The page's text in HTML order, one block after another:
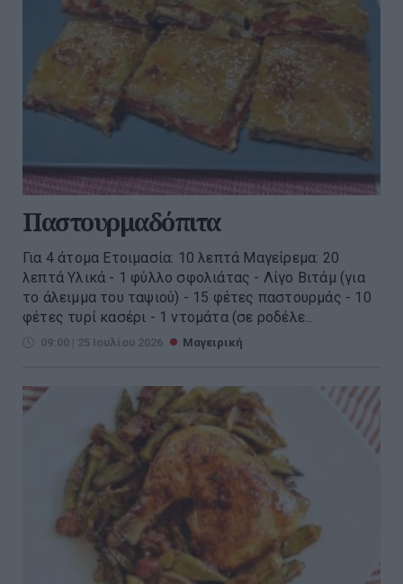
Παστουρμαδόπιτα
Για 4 άτομα Ετοιμασία: 10 λεπτά Μαγείρεμα: 20
λεπτά Υλικά - 1 φύλλο σφολιάτας - Λίγο Βιτάμ (για
το άλειμμα του ταψιού) - 15 φέτες παστουρμάς - 10
φέτες τυρί κασέρι - 1 ντομάτα (σε ροδέλε...
09:00 | 25 Ιουλίου 2026 Μαγειρική